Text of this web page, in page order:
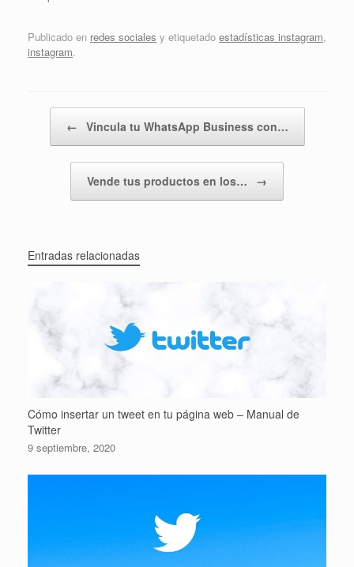
Publicado en redes sociales y etiquetado estadísticas instagram,
instagram.
← Vincula tu WhatsApp Business con…
Vende tus productos en los… →
Entradas relacionadas
Cómo insertar un tweet en tu página web – Manual de
Twitter
9 septiembre, 2020